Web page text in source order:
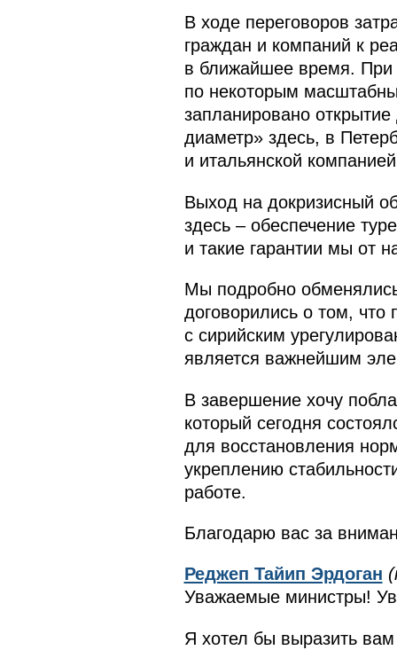
В ходе переговоров
граждан и компаний к
в ближайшее время. При
по некоторым
запланировано
диаметр» здесь, в
и итальянской
Выход на докризисный
здесь – обеспечение
и такие гарантии мы от
Мы подробно
договорились о том,
с сирийским
является важнейшим
В завершение хочу
который сегодня
для восстановления
укреплению
работе.
Благодарю вас за
Реджеп Тайип Эрдоган
Уважаемые министры!
Я хотел бы выразить